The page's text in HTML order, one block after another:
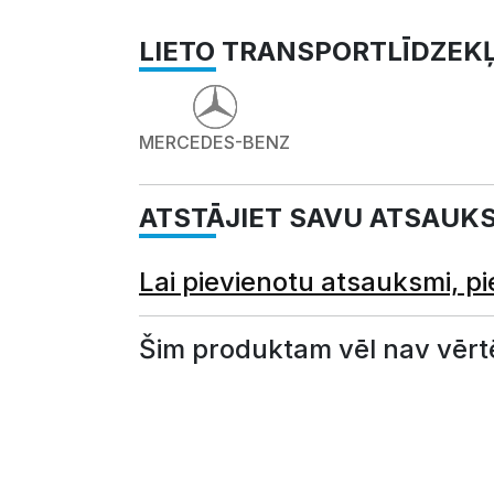
LIETO
MERCEDES-BENZ
ATSTĀJIET SAVU
Lai pievienotu atsauksmi,
Šim produktam vēl nav